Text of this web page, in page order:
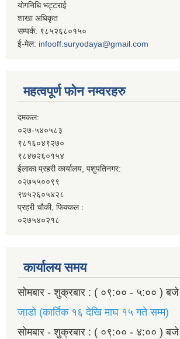
योगनिधि भट्टराई
शाखा अधिकृत
सम्पर्क: ९८५२६८०१५०
ई-मेल: infooff.suryodaya@gmail.com
महत्वपूर्ण फोन नम्वरहरु
दमकल:
०२७-५४०५८३
९८१६०४९२७०
९८४७२६०१५४
ईलाका प्रहरी कार्यालय, पशुपतिनगर:
०२७५५००९९
९७५२६०५४२८
प्रहरी चौकी, फिक्कल :
०२७५४०२१८
कार्यालय समय
सोमबार - शुक्रबार : ( ०९:०० - ५:०० ) बजे
जाडो (कार्तिक १६ देखि माघ १५ गते सम्म)
सोमबार - शुक्रबार : ( ०९:०० - ४:०० ) बजे